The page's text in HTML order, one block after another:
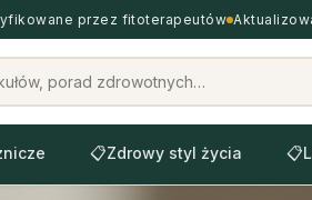
przez fitoterapeutów
📋Zdrowy styl życia 📋